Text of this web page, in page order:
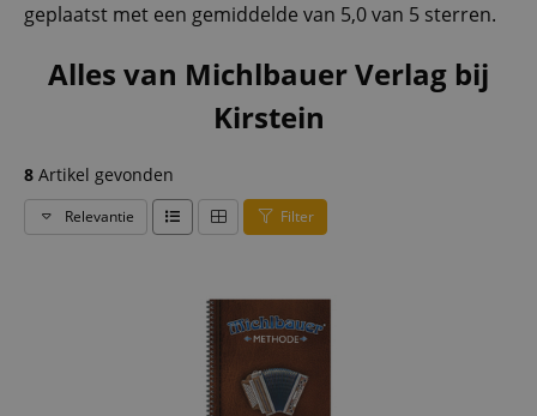
geplaatst met een gemiddelde van 5,0 van 5 sterren.
Alles van Michlbauer Verlag bij
Kirstein
8 Artikel gevonden
Relevantie Filter